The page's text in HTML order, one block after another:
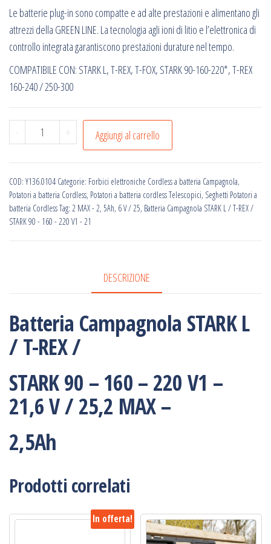
Le batterie plug-in sono compatte e ad alte prestazioni e alimentano gli
attrezzi della GREEN LINE. La tecnologia agli ioni di litio e l’elettronica di
controllo integrata garantiscono prestazioni durature nel tempo.
COMPATIBILE CON: STARK L, T-REX, T-FOX, STARK 90-160-220*, T-REX
160-240 / 250-300
-
Batteria
Campagnola
L
/
T-
REX
160
-
220
-
21,6
V
/
25,2
-
quantità
+ Aggiungi al carrello
COD: Y136.0104 Categorie: Forbici elettroniche Cordless a batteria Campagnola,
Potatori a batteria Cordless, Potatori a batteria cordless Telescopici, Seghetti Potatori a
batteria CordlessTag: 2 MAX - 2, 5Ah, 6 V / 25, Batteria Campagnola STARK L / T-REX /
STARK 90 - 160 - 220 V1 - 21
DESCRIZIONE
Batteria Campagnola STARK L
/ T-REX /
STARK 90 – 160 – 220 V1 –
21,6 V / 25,2 MAX –
2,5Ah
Prodotti correlati
In offerta!